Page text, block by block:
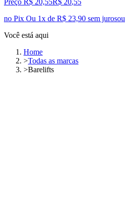
Preço R$ 20,55R$ 20,55
no Pix Ou 1x de R$ 23,90 sem jurosou
Você está aqui
Home
>Todas as marcas
>Barelifts